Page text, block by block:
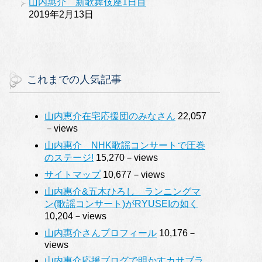
山内惠介 新歌舞伎座1日目
2019年2月13日
これまでの人気記事
山内恵介在宅応援団のみなさん 22,057
－views
山内惠介 NHK歌謡コンサートで圧巻
のステージ! 15,270－views
サイトマップ10,677－views
山内惠介&五木ひろし ランニングマ
ン(歌謡コンサート)がRYUSEIの如く
10,204－views
山内惠介さんプロフィール 10,176－
views